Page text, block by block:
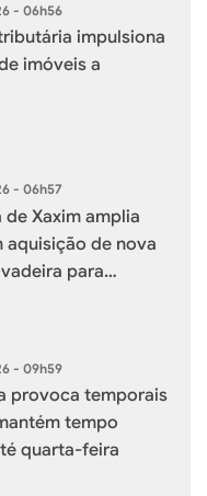
- 06h56
impulsiona
imóveis a
- 06h57
de Xaxim amplia
aquisição de nova
para
- 09h59
provoca temporais
tempo
quarta-feira